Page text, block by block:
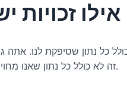
אילו
כל נתון שסיפקת לנו. אתה
זה לא כולל כל נתון שאנו מחויבים לשמור לצרכים מנהליים, חוקיים או ביטחוניים.